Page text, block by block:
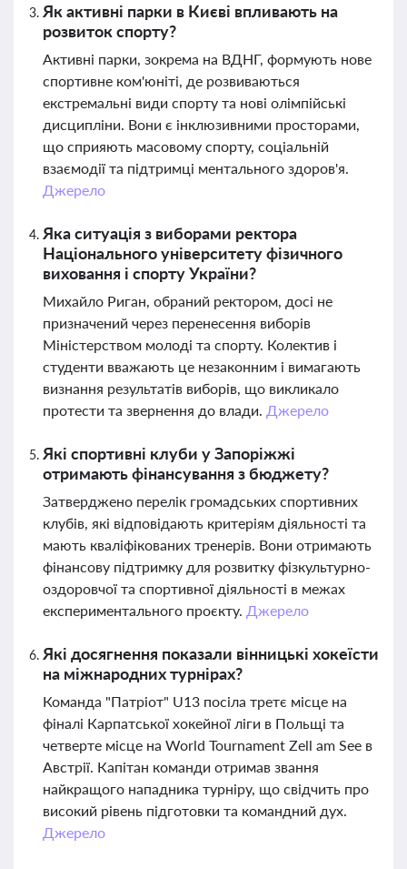
Як активні парки в Києві впливають на
розвиток спорту?
Активні парки, зокрема на ВДНГ, формують нове
спортивне ком'юніті, де розвиваються
екстремальні види спорту та нові олімпійські
дисципліни. Вони є інклюзивними просторами,
що сприяють масовому спорту, соціальній
взаємодії та підтримці ментального здоров'я.
Джерело
Яка ситуація з виборами ректора
Національного університету фізичного
виховання і спорту України?
Михайло Риган, обраний ректором, досі не
призначений через перенесення виборів
Міністерством молоді та спорту. Колектив і
студенти вважають це незаконним і вимагають
визнання результатів виборів, що викликало
протести та звернення до влади. Джерело
Які спортивні клуби у Запоріжжі
отримають фінансування з бюджету?
Затверджено перелік громадських спортивних
клубів, які відповідають критеріям діяльності та
мають кваліфікованих тренерів. Вони отримають
фінансову підтримку для розвитку фізкультурно-
оздоровчої та спортивної діяльності в межах
експериментального проєкту. Джерело
Які досягнення показали вінницькі хокеїсти
на міжнародних турнірах?
Команда "Патріот" U13 посіла третє місце на
фіналі Карпатської хокейної ліги в Польщі та
четверте місце на World Tournament Zell am See в
Австрії. Капітан команди отримав звання
найкращого нападника турніру, що свідчить про
високий рівень підготовки та командний дух.
Джерело